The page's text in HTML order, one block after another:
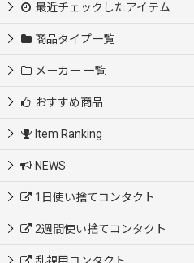
最近チェックしたアイテム
商品タイプ一覧
メーカー 一覧
おすすめ商品
Item Ranking
NEWS
1日使い捨てコンタクト
2週間使い捨てコンタクト